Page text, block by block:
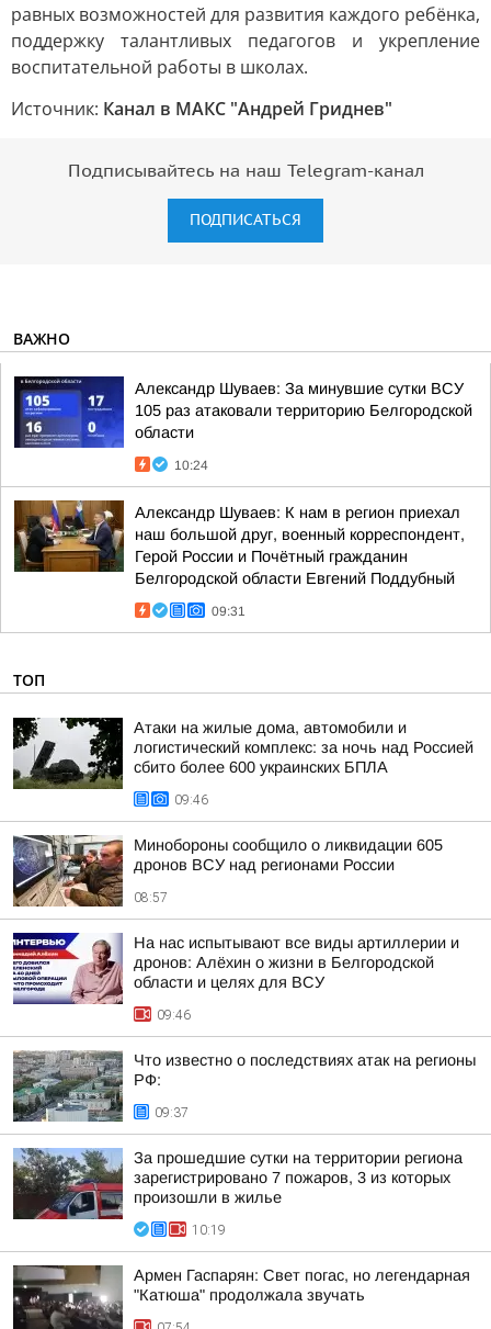
равных возможностей для развития каждого ребёнка,
поддержку талантливых педагогов и укрепление
воспитательной работы в школах.
Источник: Канал в МАКС "Андрей Гриднев"
Подписывайтесь на наш Telegram-канал
ПОДПИСАТЬСЯ
ВАЖНО
Александр Шуваев: За минувшие сутки ВСУ
105 раз атаковали территорию Белгородской
области
10:24
Александр Шуваев: К нам в регион приехал
наш большой друг, военный корреспондент,
Герой России и Почётный гражданин
Белгородской области Евгений Поддубный
09:31
ТОП
Атаки на жилые дома, автомобили и
логистический комплекс: за ночь над Россией
сбито более 600 украинских БПЛА
09:46
Минобороны сообщило о ликвидации 605
дронов ВСУ над регионами России
08:57
На нас испытывают все виды артиллерии и
дронов: Алёхин о жизни в Белгородской
области и целях для ВСУ
09:46
Что известно о последствиях атак на регионы
РФ:
09:37
За прошедшие сутки на территории региона
зарегистрировано 7 пожаров, 3 из которых
произошли в жилье
10:19
Армен Гаспарян: Свет погас, но легендарная
"Катюша" продолжала звучать